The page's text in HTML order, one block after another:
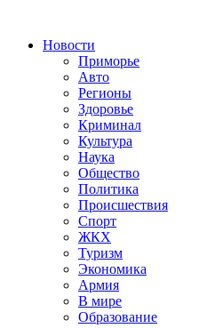
Новости
Приморье
Авто
Регионы
Здоровье
Криминал
Культура
Наука
Общество
Политика
Происшествия
Спорт
ЖКХ
Туризм
Экономика
Армия
В мире
Образование